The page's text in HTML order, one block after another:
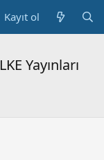
Kayıt ol
Yayınları